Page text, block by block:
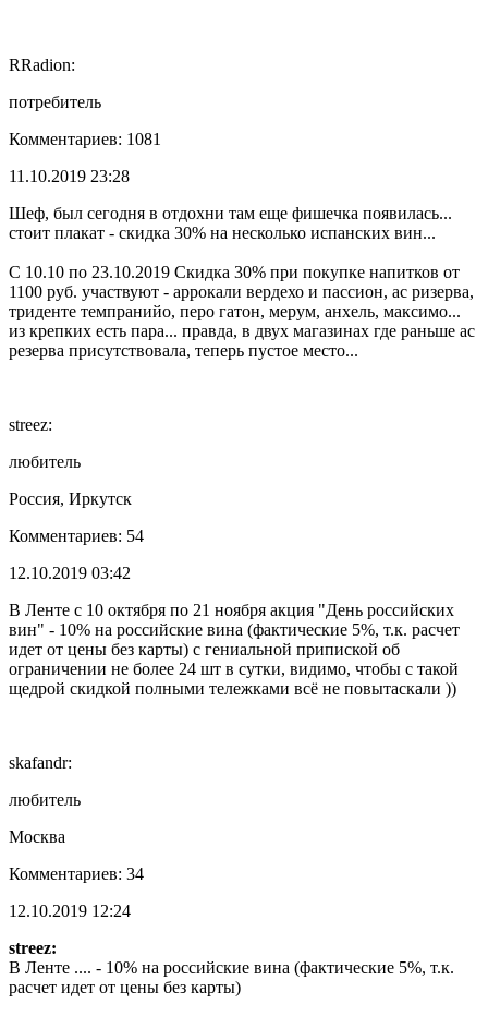
RRadion:
потребитель
Комментариев: 1081
11.10.2019 23:28
Шеф, был сегодня в отдохни там еще фишечка появилась...
стоит плакат - скидка 30% на несколько испанских вин...
С 10.10 по 23.10.2019 Скидка 30% при покупке напитков от
1100 руб. участвуют - аррокали вердехо и пассион, ас ризерва,
триденте темпранийо, перо гатон, мерум, анхель, максимо...
из крепких есть пара... правда, в двух магазинах где раньше ас
резерва присутствовала, теперь пустое место...
streez:
любитель
Россия, Иркутск
Комментариев: 54
12.10.2019 03:42
В Ленте с 10 октября по 21 ноября акция "День российских
вин" - 10% на российские вина (фактические 5%, т.к. расчет
идет от цены без карты) с гениальной припиской об
ограничении не более 24 шт в сутки, видимо, чтобы с такой
щедрой скидкой полными тележками всё не повытаскали ))
skafandr:
любитель
Москва
Комментариев: 34
12.10.2019 12:24
streez:
В Ленте .... - 10% на российские вина (фактические 5%, т.к.
расчет идет от цены без карты)